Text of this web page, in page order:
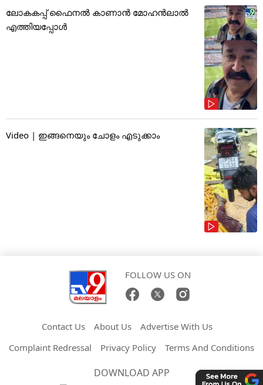
ലോകകപ്പ് ഫൈനൽ കാണാൻ മോഹൻലാൽ
എത്തിയപ്പോൾ
Video | ഇങ്ങനെയും ചോളം എടുക്കാം
FOLLOW US ON
Contact Us About Us
Advertise With Us
Complaint Redressal
Privacy Policy Terms And Conditions
DOWNLOAD APP